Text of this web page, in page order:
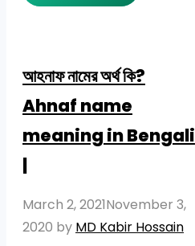
আহনাফ নামের অর্থ কি?
Ahnaf name
meaning in Bengali
|
March 2, 2021November 3,
2020 by MD Kabir Hossain